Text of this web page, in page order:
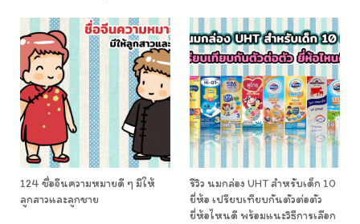
124 ชื่อจีนความหมายดี ๆ มีให้
ลูกสาวและลูกชาย
รีวิว นมกล่อง UHT สำหรับเด็ก 10
ยี่ห้อ เปรียบเทียบกันตัวต่อตัว
ยี่ห้อไหนดี พร้อมแนะวิธีการเลือก